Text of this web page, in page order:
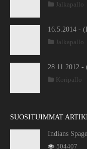
Jalkapallo
16.5.2014 -
Jalkapallo
28.11.2012
Koripallo
SUOSITUIMMAT
Indians
504407